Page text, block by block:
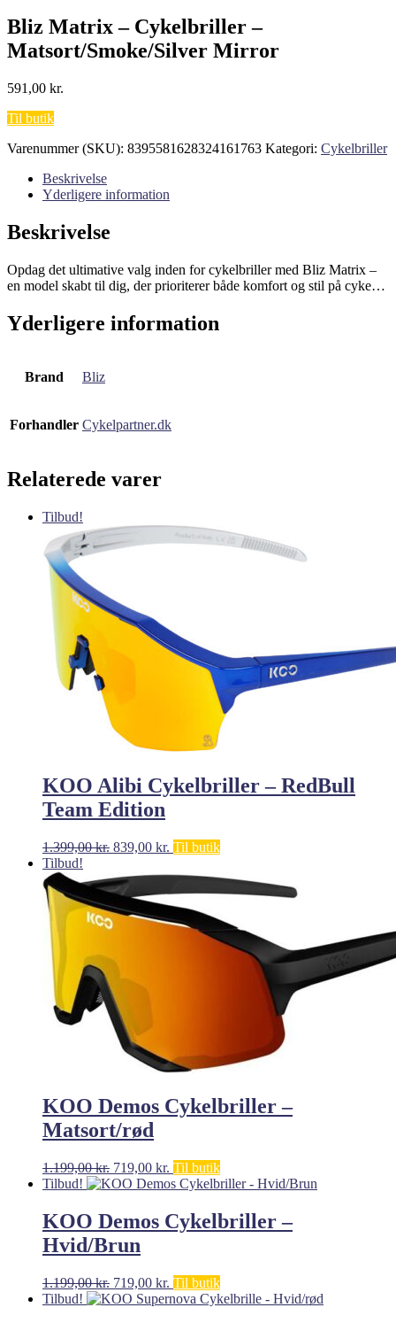
Bliz Matrix – Cykelbriller –
Matsort/Smoke/Silver Mirror
591,00 kr.
Til butik
Varenummer (SKU): 8395581628324161763 Kategori: Cykelbriller
Beskrivelse
Yderligere information
Beskrivelse
Opdag det ultimative valg inden for cykelbriller med Bliz Matrix –
en model skabt til dig, der prioriterer både komfort og stil på cyke…
Yderligere information
Brand Bliz
Forhandler Cykelpartner.dk
Relaterede varer
Tilbud!
KOO Alibi Cykelbriller – RedBull
Team Edition
1.399,00kr. Den
pris
var:
1.399,00 kr..
839,00 kr. Den
pris
er:
839,00 kr..
Til butik
Tilbud!
KOO Demos Cykelbriller –
Matsort/rød
1.199,00kr. Den
oprindelige
1.199,00 kr..
719,00 kr. Den
aktuelle
er:
719,00 kr..
Til butik
Tilbud!
KOO Demos Cykelbriller –
Hvid/Brun
1.199,00kr. Den
oprindelige
719,00 kr. Den
aktuelle
Til butik
Tilbud!